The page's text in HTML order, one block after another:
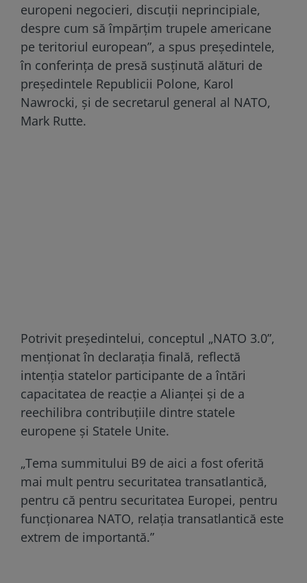
europeni negocieri, discuții neprincipiale,
despre cum să împărțim trupele americane
pe teritoriul european”, a spus președintele,
în conferința de presă susținută alături de
președintele Republicii Polone, Karol
Nawrocki, și de secretarul general al NATO,
Mark Rutte.
Potrivit preşedintelui, conceptul „NATO 3.0”,
menţionat în declaraţia finală, reflectă
intenţia statelor participante de a întări
capacitatea de reacţie a Alianţei şi de a
reechilibra contribuţiile dintre statele
europene şi Statele Unite.
„Tema summitului B9 de aici a fost oferită
mai mult pentru securitatea transatlantică,
pentru că pentru securitatea Europei, pentru
funcţionarea NATO, relaţia transatlantică este
extrem de importantă.”